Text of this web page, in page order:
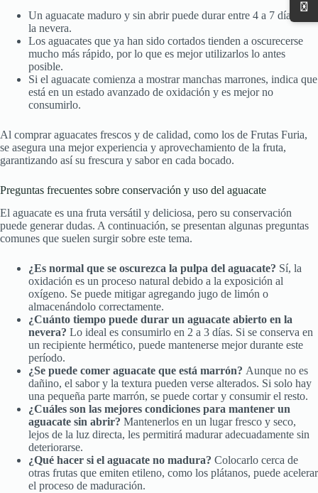
Un aguacate maduro y sin abrir puede durar entre 4 a 7 días en
la nevera.
Los aguacates que ya han sido cortados tienden a oscurecerse
mucho más rápido, por lo que es mejor utilizarlos lo antes
posible.
Si el aguacate comienza a mostrar manchas marrones, indica que
está en un estado avanzado de oxidación y es mejor no
consumirlo.
Al comprar aguacates frescos y de calidad, como los de Frutas Furia,
se asegura una mejor experiencia y aprovechamiento de la fruta,
garantizando así su frescura y sabor en cada bocado.
Preguntas frecuentes sobre conservación y uso del aguacate
El aguacate es una fruta versátil y deliciosa, pero su conservación
puede generar dudas. A continuación, se presentan algunas preguntas
comunes que suelen surgir sobre este tema.
¿Es normal que se oscurezca la pulpa del aguacate? Sí, la
oxidación es un proceso natural debido a la exposición al
oxígeno. Se puede mitigar agregando jugo de limón o
almacenándolo correctamente.
¿Cuánto tiempo puede durar un aguacate abierto en la
nevera? Lo ideal es consumirlo en 2 a 3 días. Si se conserva en
un recipiente hermético, puede mantenerse mejor durante este
período.
¿Se puede comer aguacate que está marrón? Aunque no es
dañino, el sabor y la textura pueden verse alterados. Si solo hay
una pequeña parte marrón, se puede cortar y consumir el resto.
¿Cuáles son las mejores condiciones para mantener un
aguacate sin abrir? Mantenerlos en un lugar fresco y seco,
lejos de la luz directa, les permitirá madurar adecuadamente sin
deteriorarse.
¿Qué hacer si el aguacate no madura? Colocarlo cerca de
otras frutas que emiten etileno, como los plátanos, puede acelerar
el proceso de maduración.
✉️